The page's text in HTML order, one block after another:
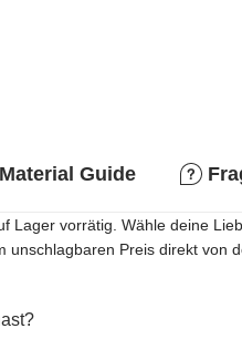
Material Guide
Lager vorrätig. Wähle deine
unschlagbaren Preis direkt von